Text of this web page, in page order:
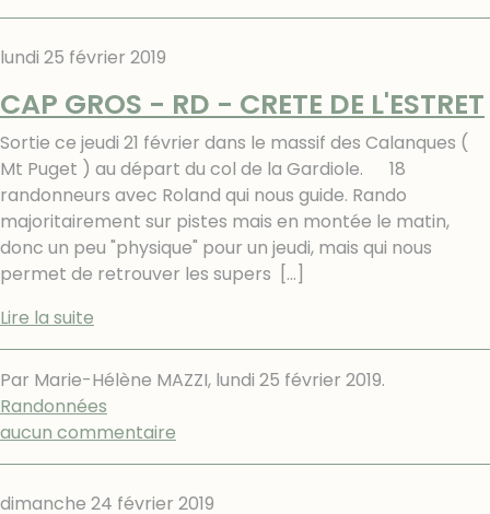
lundi 25 février 2019
CAP GROS - RD - CRETE DE L'ESTRET
Sortie ce jeudi 21 février dans le massif des Calanques (
Mt Puget ) au départ du col de la Gardiole. 18
randonneurs avec Roland qui nous guide. Rando
majoritairement sur pistes mais en montée le matin,
donc un peu "physique" pour un jeudi, mais qui nous
permet de retrouver les supers
[…]
Lire la suite
Par Marie-Hélène MAZZI, lundi 25 février 2019.
Randonnées
aucun commentaire
dimanche 24 février 2019